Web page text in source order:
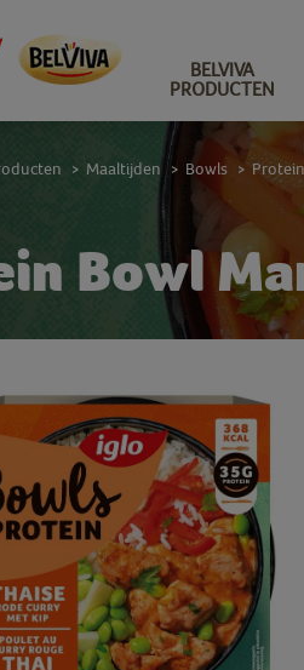
BELVIVA
PRODUCTEN
Bowl
> Maaltijden > Bowls >